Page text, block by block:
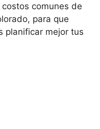
comunes de
para que
planificar mejor tus